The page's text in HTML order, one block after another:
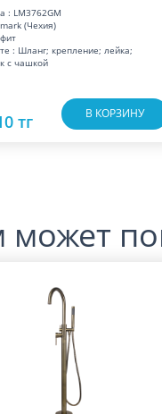
: LM3762GM
(Чехия)
: Шланг; крепление; лейка;
с чашкой
тг В КОРЗИНУ
может